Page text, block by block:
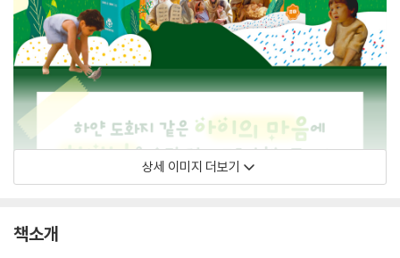
상세 이미지 더보기
책소개